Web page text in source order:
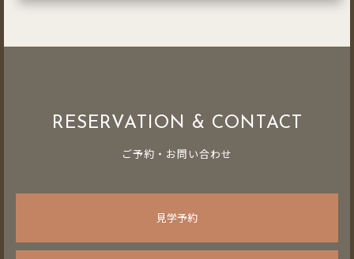
RESERVATION & CONTACT
ご予約・お問い合わせ
見学予約